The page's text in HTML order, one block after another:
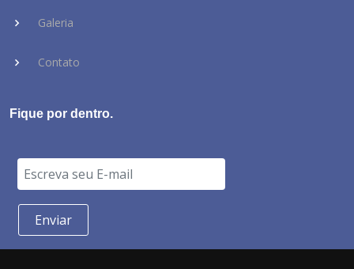
Galeria
Contato
Fique por dentro.